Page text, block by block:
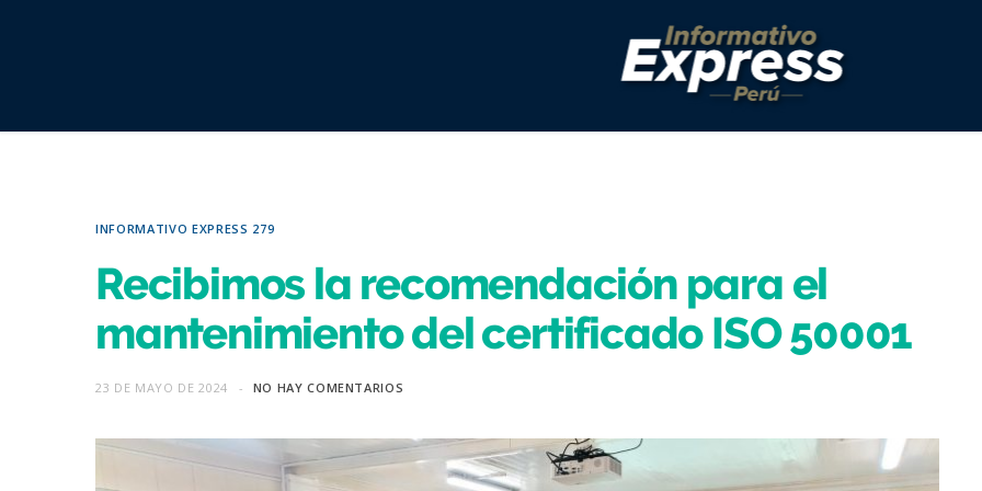
INFORMATIVO EXPRESS 279
Recibimos la recomendación para el
mantenimiento del certificado ISO 50001
23 DE MAYO DE 2024 NO HAY COMENTARIOS